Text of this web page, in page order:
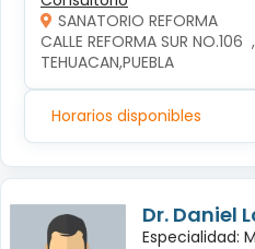
SANATORIO REFORMA
CALLE REFORMA SUR
TEHUACAN,PUEBLA
Horarios disponibles
Dr. Daniel
Especialidad: